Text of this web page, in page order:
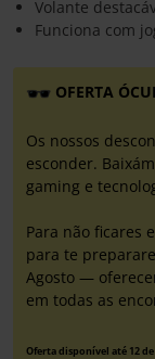
Volante
Funciona com
OFERTA
Os nossos
esconder.
gaming e
Para não ficares
para te
Agosto —
em todas as
Oferta disponível até 12